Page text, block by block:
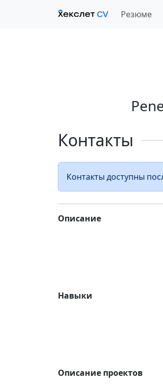
Резюме
Контакты
Контакты доступны
Описание
Навыки
Описание проектов